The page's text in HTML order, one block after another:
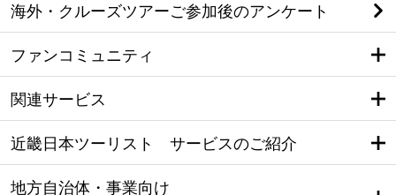
海外・クルーズツアーご参加後のアンケート
ファンコミュニティ
関連サービス
近畿日本ツーリスト サービスのご紹介
地方自治体・事業向け